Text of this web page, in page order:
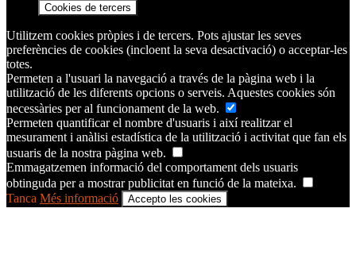
Cookies de tercers
Utilitzem cookies pròpies i de tercers. Pots ajustar les seves
preferències de cookies (incloent la seva desactivació) o acceptar-les
totes.
Permeten a l'usuari la navegació a través de la pàgina web i la
utilització de les diferents opcions o serveis. Aquestes cookies són
necessàries per al funcionament de la web.
Permeten quantificar el nombre d'usuaris i així realitzar el
mesurament i anàlisi estadística de la utilització i activitat que fan els
usuaris de la nostra pàgina web.
Emmagatzemen informació del comportament dels usuaris
obtinguda per a mostrar publicitat en funció de la mateixa.
Tanca Més informació Accepto les cookies